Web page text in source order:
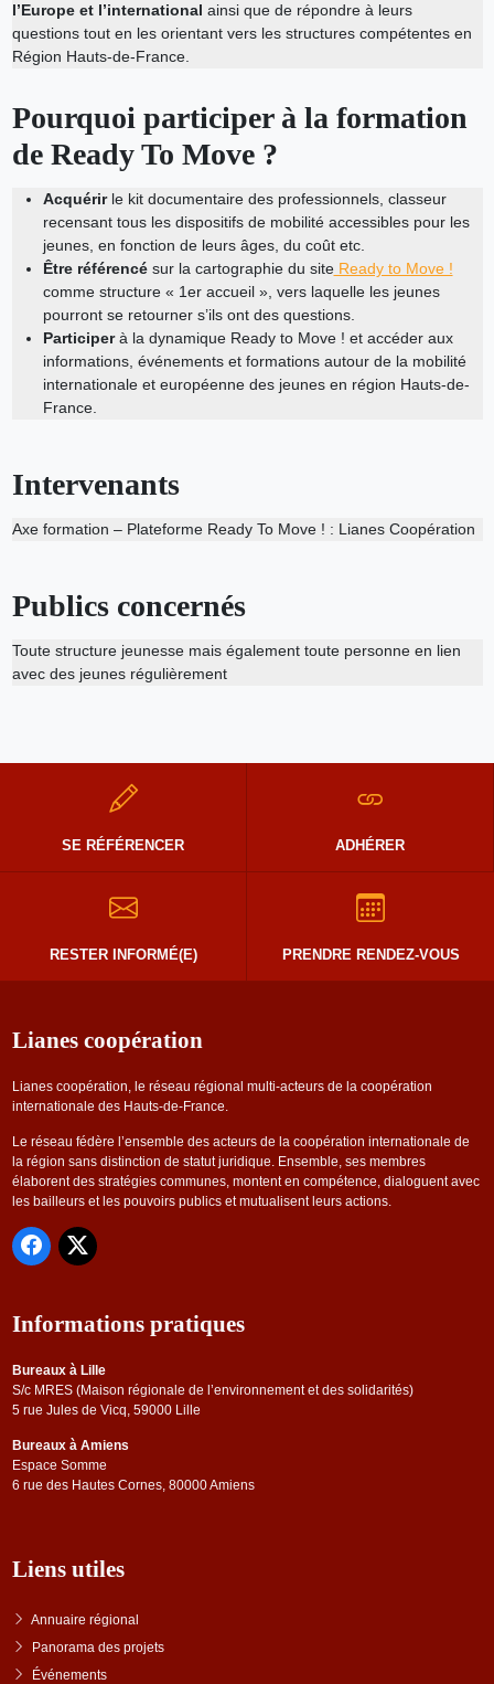
l’Europe et l’international ainsi que de répondre à leurs
questions tout en les orientant vers les structures compétentes en
Région Hauts-de-France.
Pourquoi participer à la formation
de Ready To Move ?
Acquérir le kit documentaire des professionnels, classeur
recensant tous les dispositifs de mobilité accessibles pour les
jeunes, en fonction de leurs âges, du coût etc.
Être référencésur la cartographie du siteReady to Move !
comme structure « 1er accueil », vers laquelle les jeunes
pourront se retourner s’ils ont des questions.
Participerà la dynamique Ready to Move ! et accéder aux
informations, événements et formations autour de la mobilité
internationale et européenne des jeunes en région Hauts-de-
France.
Intervenants
Axe formation – Plateforme Ready To Move ! : Lianes Coopération
Publics concernés
Toute structure jeunesse mais également toute personne en lien
avec des jeunes régulièrement
SE RÉFÉRENCER ADHÉRER
RESTER INFORMÉ(E) PRENDRE RENDEZ-VOUS
Lianes coopération
Lianes coopération, le réseau régional multi-acteurs de la coopération
internationale des Hauts-de-France.
Le réseau fédère l’ensemble des acteurs de la coopération internationale de
la région sans distinction de statut juridique. Ensemble, ses membres
élaborent des stratégies communes, montent en compétence, dialoguent avec
les bailleurs et les pouvoirs publics et mutualisent leurs actions.
Informations pratiques
Bureaux à Lille
S/c MRES (Maison régionale de l’environnement et des solidarités)
5 rue Jules de Vicq, 59000 Lille
Bureaux à Amiens
Espace Somme
6 rue des Hautes Cornes, 80000 Amiens
Liens utiles
Annuaire régional
Panorama des projets
Événements